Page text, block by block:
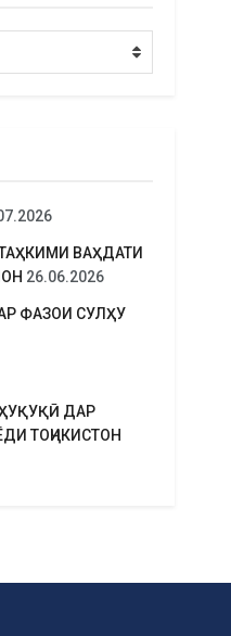
ВАҲДАТИ
26.06.2026
ФАЗОИ СУЛҲУ
ДАР
ТОҶИКИСТОН